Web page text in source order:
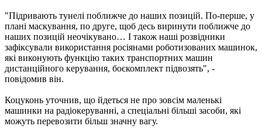
"Підривають тунелі поближче до наших позицій. По-перше, у
плані маскування, по друге, щоб десь виринути поближче до
наших позицій неочікувано… І також наші розвідники
зафіксували використання росіянами роботизованих машинок,
які виконують функцію таких транспортних машин
дистанційного керування, боєкомплект підвозять", -
повідомив він.
Коцуконь уточнив, що йдеться не про зовсім маленькі
машинки на радіокеруванні, а спеціальні більші засоби, які
можуть перевозити більш значну вагу.